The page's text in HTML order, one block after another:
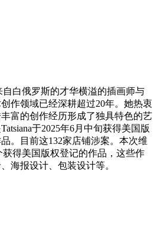
自白俄罗斯的才华横溢的插画师与
作领域已经深耕超过20年。她热衷
富的创作经历形成了独具特色的艺
于2025年6月中旬获得美国版
。目前这132家店铺涉案。本次维
获得美国版权登记的作品，这些作
海报设计、包装设计等。